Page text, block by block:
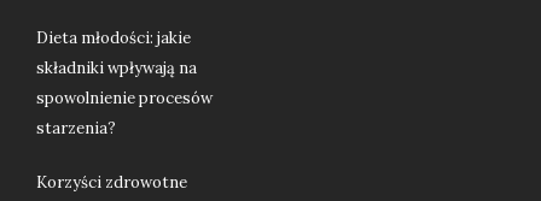
Dieta młodości: jakie
składniki wpływają na
spowolnienie procesów
starzenia?
Korzyści zdrowotne